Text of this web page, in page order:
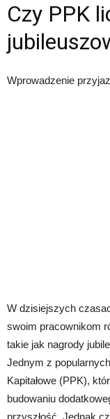
Czy PPK
Wprowadzenie
W dzisiejszych
swoim pracownikom
takie jak nagrody
Jednym z
Kapitałowe (PPK),
budowaniu